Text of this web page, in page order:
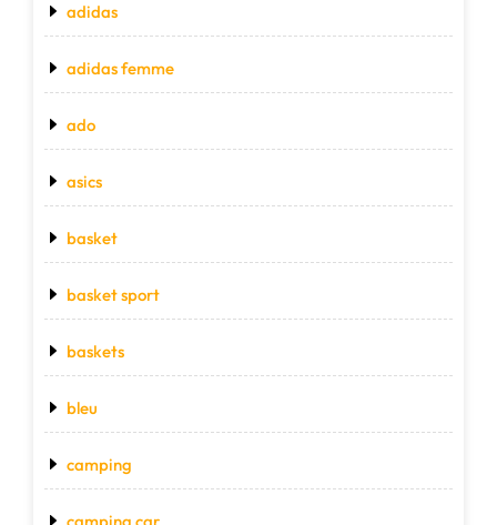
adidas
adidas femme
ado
asics
basket
basket sport
baskets
bleu
camping